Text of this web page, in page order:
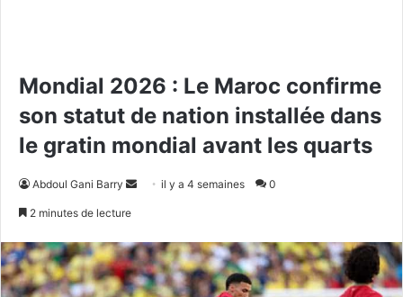
Mondial 2026 : Le Maroc confirme
son statut de nation installée dans
le gratin mondial avant les quarts
Abdoul Gani Barry
o
y
e
il y a 4 semaines 0
2 minutes de lecture